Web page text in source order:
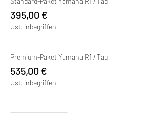
395,00 €
Ust. inbegriffen
Premium-Paket Yamaha R1 / Tag
535,00 €
Ust. inbegriffen